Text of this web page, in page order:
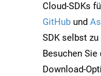
Cloud-SDKs
GitHub und
SDK selbst
Besuchen Sie
Download-